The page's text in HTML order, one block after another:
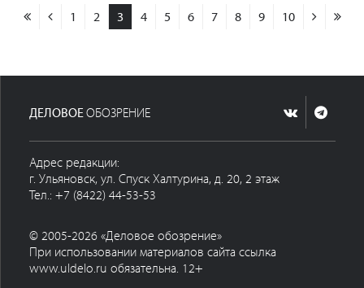
1 2 3 4 5 6 7 8 9 10
ДЕЛОВОЕ ОБОЗРЕНИЕ
Адрес редакции:
г. Ульяновск, ул. Спуск Халтурина, д. 20, 2 этаж
Тел.: +7 (8422) 44-53-53
© 2005-2026 «Деловое обозрение»
При использовании материалов сайта ссылка
www.uldelo.ru обязательна. 12+